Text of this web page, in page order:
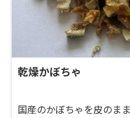
乾燥かぼちゃ
国産のかぼちゃを皮のま